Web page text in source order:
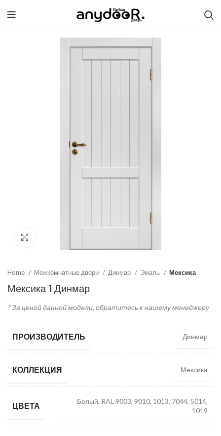
Home Межкомнатные двери Динмар Эмаль Мексика
Мексика 1 Динмар
* За ценой данной модели, обратитесь к нашему менеджеру
ПРОИЗВОДИТЕЛЬ Динмар
КОЛЛЕКЦИЯ Мексика
ЦВЕТА
Белый, RAL 9003, 9010, 1013, 7044, 5014,
1019